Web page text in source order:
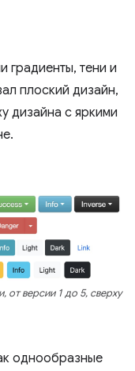
градиенты, тени и
плоский дизайн,
дизайна с яркими
версии 1 до 5, сверху
однообразные